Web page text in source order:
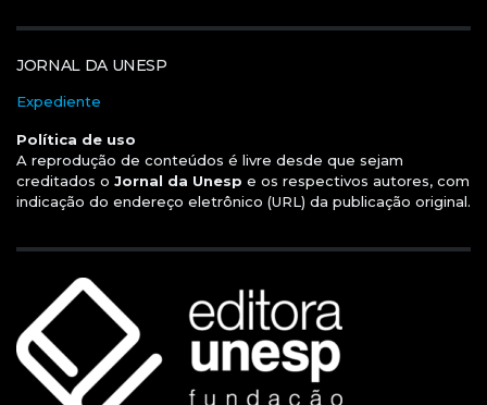
JORNAL DA UNESP
Expediente
Política de uso
A reprodução de conteúdos é livre desde que sejam
creditados o Jornal da Unesp e os respectivos autores, com
indicação do endereço eletrônico (URL) da publicação original.